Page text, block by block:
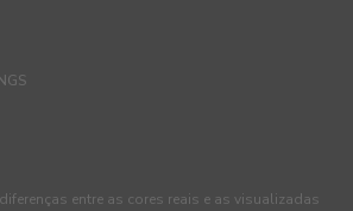
entre as cores reais e as visualizadas